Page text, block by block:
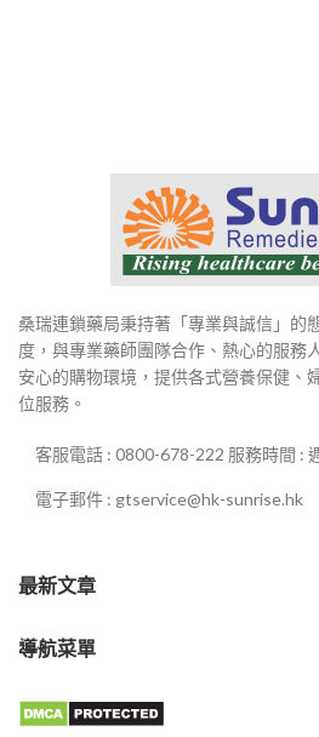
桑瑞連鎖藥局秉持著「專業與誠信」的
度，與專業藥師團隊合作、熱心的服務
安心的購物環境，提供各式營養保健、
位服務。
客服電話 : 0800-678-222 服務時間 :
電子郵件 : gtservice@hk-sunrise.hk
最新文章
導航菜單